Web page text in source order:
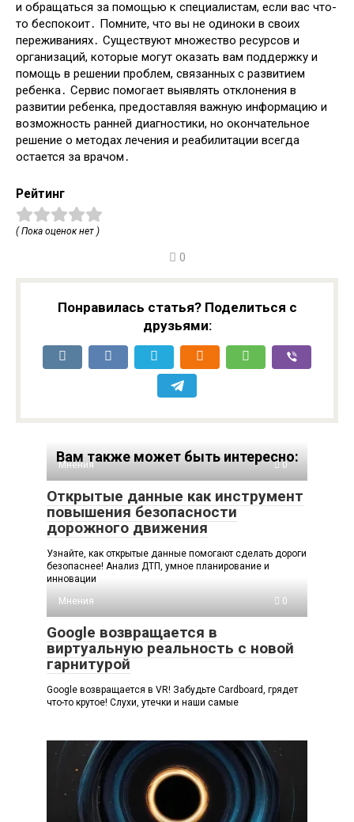
и обращаться за помощью к специалистам, если вас что-
то беспокоит․ Помните, что вы не одиноки в своих
переживаниях․ Существуют множество ресурсов и
организаций, которые могут оказать вам поддержку и
помощь в решении проблем, связанных с развитием
ребенка․ Сервис помогает выявлять отклонения в
развитии ребенка, предоставляя важную информацию и
возможность ранней диагностики, но окончательное
решение о методах лечения и реабилитации всегда
остается за врачом․
Рейтинг
( Пока оценок нет )
0
Понравилась статья? Поделиться с
друзьями:
Вам также может быть интересно:
Мнения 0
Открытые данные как инструмент
повышения безопасности
дорожного движения
Узнайте, как открытые данные помогают сделать дороги
безопаснее! Анализ ДТП, умное планирование и
инновации
Мнения
0
Google возвращается в
виртуальную реальность с новой
гарнитурой
Google возвращается в VR! Забудьте Cardboard, грядет
что-то крутое! Слухи, утечки и наши самые